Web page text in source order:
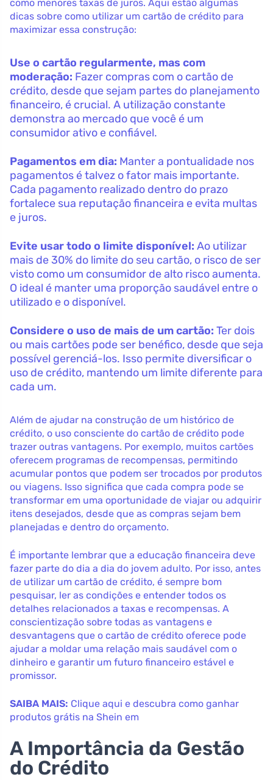
como menores taxas de juros. Aqui estão algumas
dicas sobre como utilizar um cartão de crédito para
maximizar essa construção:
Use o cartão regularmente, mas com
moderação: Fazer compras com o cartão de
crédito, desde que sejam partes do planejamento
financeiro, é crucial. A utilização constante
demonstra ao mercado que você é um
consumidor ativo e confiável.
Pagamentos em dia: Manter a pontualidade nos
pagamentos é talvez o fator mais importante.
Cada pagamento realizado dentro do prazo
fortalece sua reputação financeira e evita multas
e juros.
Evite usar todo o limite disponível: Ao utilizar
mais de 30% do limite do seu cartão, o risco de ser
visto como um consumidor de alto risco aumenta.
O ideal é manter uma proporção saudável entre o
utilizado e o disponível.
Considere o uso de mais de um cartão: Ter dois
ou mais cartões pode ser benéfico, desde que seja
possível gerenciá-los. Isso permite diversificar o
uso de crédito, mantendo um limite diferente para
cada um.
Além de ajudar na construção de um histórico de
crédito, o uso consciente do cartão de crédito pode
trazer outras vantagens. Por exemplo, muitos cartões
oferecem programas de recompensas, permitindo
acumular pontos que podem ser trocados por produtos
ou viagens. Isso significa que cada compra pode se
transformar em uma oportunidade de viajar ou adquirir
itens desejados, desde que as compras sejam bem
planejadas e dentro do orçamento.
É importante lembrar que a educação financeira deve
fazer parte do dia a dia do jovem adulto. Por isso, antes
de utilizar um cartão de crédito, é sempre bom
pesquisar, ler as condições e entender todos os
detalhes relacionados a taxas e recompensas. A
conscientização sobre todas as vantagens e
desvantagens que o cartão de crédito oferece pode
ajudar a moldar uma relação mais saudável com o
dinheiro e garantir um futuro financeiro estável e
promissor.
SAIBA MAIS: Clique aqui e descubra como ganhar
produtos grátis na Shein em
A Importância da Gestão
do Crédito